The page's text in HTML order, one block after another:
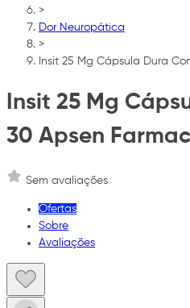
>
Dor Neuropática
>
Insit 25 Mg Cápsula Dura
Insit 25 Mg
30 Apsen
Sem avaliações
Ofertas
Sobre
Avaliações